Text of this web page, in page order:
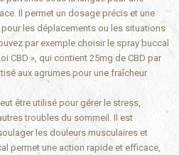
Il permet un dosage précis et une
les déplacements ou les situations
par exemple choisir le spray buccal
CBD », qui contient 25mg de CBD par
aux agrumes pour une fraîcheur
être utilisé pour gérer le stress,
troubles du sommeil. Il est
les douleurs musculaires et
permet une action rapide et efficace,